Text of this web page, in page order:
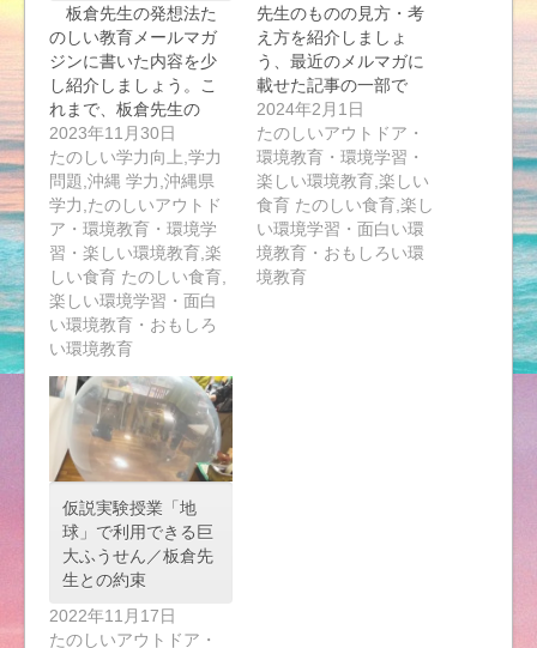
板倉先生の発想法た
のしい教育メールマガ
ジンに書いた内容を少
し紹介しましょう。こ
れまで、板倉先生の
講…
2023年11月30日
たのしい学力向上,学力
問題,沖縄 学力,沖縄県
学力,たのしいアウトド
ア・環境教育・環境学
習・楽しい環境教育,楽
しい食育 たのしい食育,
楽しい環境学習・面白
い環境教育・おもしろ
い環境教育
先生のものの見方・考
え方を紹介しましょ
う、最近のメルマガに
載せた記事の一部で
す。…
2024年2月1日
たのしいアウトドア・
環境教育・環境学習・
楽しい環境教育,楽しい
食育 たのしい食育,楽し
い環境学習・面白い環
境教育・おもしろい環
境教育
仮説実験授業「地
球」で利用できる巨
大ふうせん／板倉先
生との約束
2022年11月17日
たのしいアウトドア・